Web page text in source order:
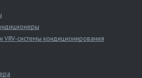
VRV-системы кондиционирования